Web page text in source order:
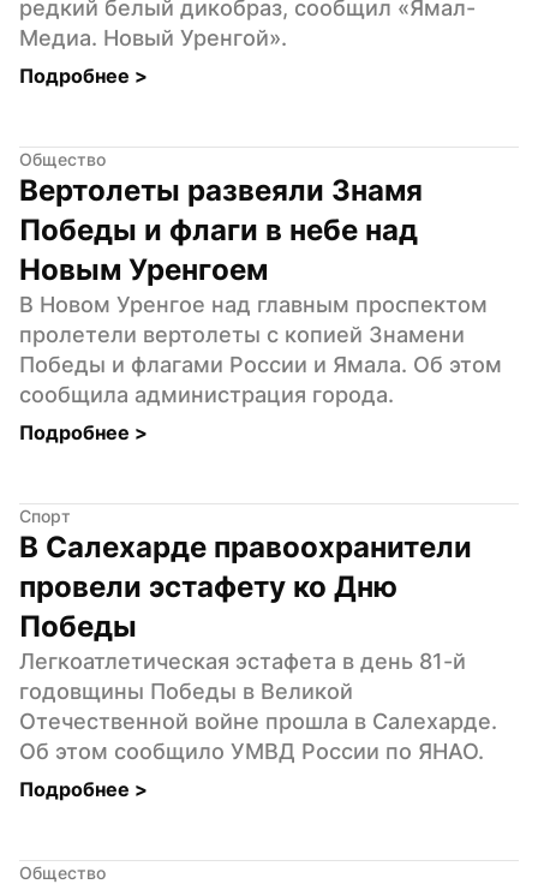
редкий белый дикобраз, сообщил «Ямал-
Медиа. Новый Уренгой».
Подробнее >
Общество
Вертолеты развеяли Знамя
Победы и флаги в небе над
Новым Уренгоем
В Новом Уренгое над главным проспектом
пролетели вертолеты с копией Знамени
Победы и флагами России и Ямала. Об этом
сообщила администрация города.
Подробнее >
Спорт
В Салехарде правоохранители
провели эстафету ко Дню
Победы
Легкоатлетическая эстафета в день 81-й
годовщины Победы в Великой
Отечественной войне прошла в Салехарде.
Об этом сообщило УМВД России по ЯНАО.
Подробнее >
Общество